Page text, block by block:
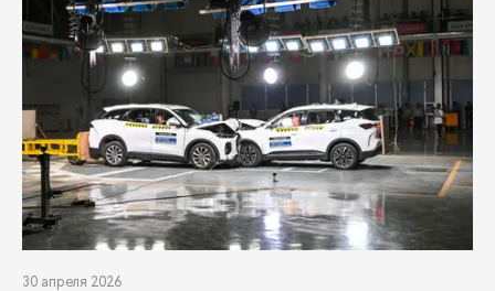
30 апреля 2026